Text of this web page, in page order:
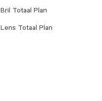
Bril Totaal Plan
Lens Totaal Plan